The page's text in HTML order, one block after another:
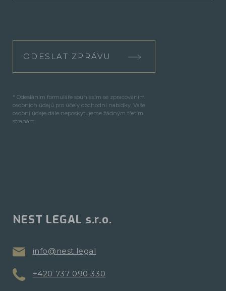
ODESLAT ZPRÁVU
* Odesláním formuláře souhlasím se zpracováním
osobních údajů pro účely obchodní nabídky. Vaše
osobní údaje dále neposkytujeme žádným třetím
stranám.
NEST LEGAL s.r.o.
info@nest.legal
+420 737 090 330